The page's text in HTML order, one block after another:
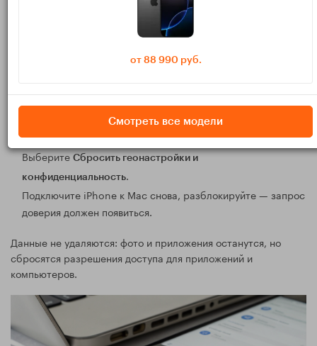
3) Как заново вызвать запрос доверия
(если он не появляется)
Настройки→Основные→Перенос или сброс
iPhone→Сброс.
ВыберитеСбросить геонастройки и
конфиденциальность.
Подключите iPhone к Mac снова, разблокируйте — запрос
доверия должен появиться.
Данные не удаляются: фото и приложения останутся, но
сбросятся разрешения доступа для приложений и
компьютеров.
от 88 990 руб.
Смотреть все модели